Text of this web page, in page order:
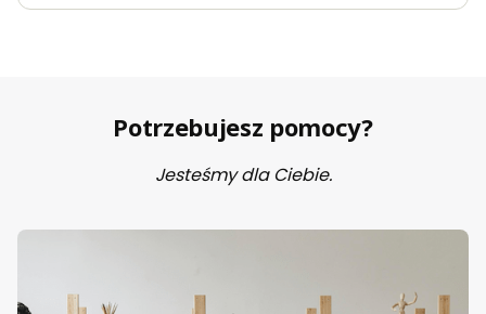
Potrzebujesz pomocy?
Jesteśmy dla Ciebie.